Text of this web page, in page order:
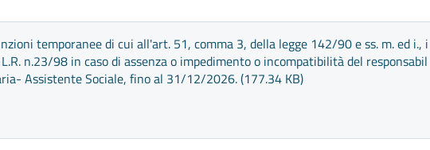
temporanee di cui all'art. 51, comma 3, della legge 142/90 e ss. m. ed i., i
n.23/98 in caso di assenza o impedimento o incompatibilità del responsabil
Assistente Sociale, fino al 31/12/2026. (177.34 KB)